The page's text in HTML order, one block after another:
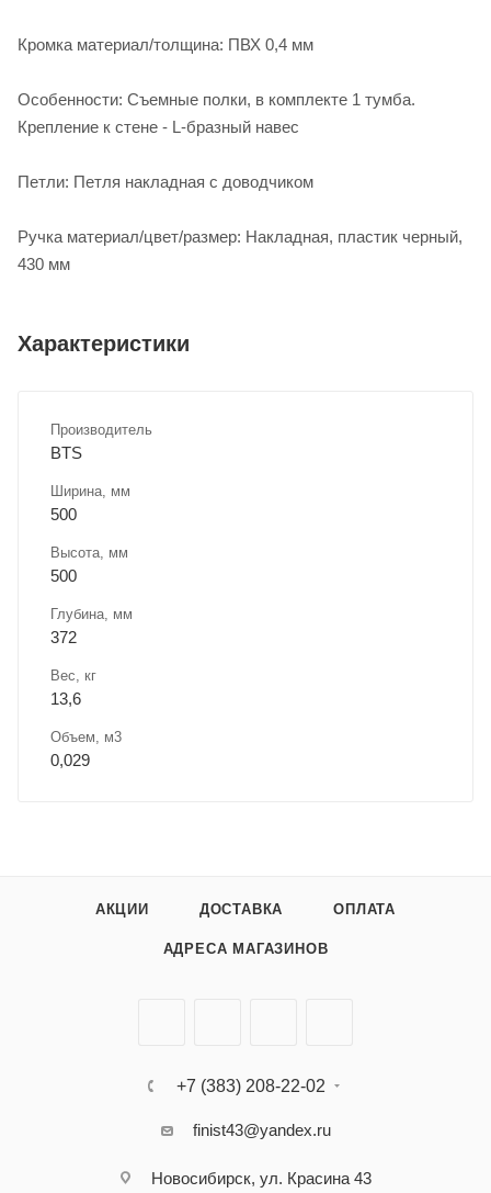
Кромка материал/толщина: ПВХ 0,4 мм
Особенности: Съемные полки, в комплекте 1 тумба.
Крепление к стене - L-бразный навес
Петли: Петля накладная с доводчиком
Ручка материал/цвет/размер: Накладная, пластик черный,
430 мм
Характеристики
Производитель
BTS
Ширина, мм
500
Высота, мм
500
Глубина, мм
372
Вес, кг
13,6
Объем, м3
0,029
АКЦИИ ДОСТАВКА ОПЛАТА
АДРЕСА МАГАЗИНОВ
+7 (383) 208-22-02
finist43@yandex.ru
Новосибирск, ул. Красина 43